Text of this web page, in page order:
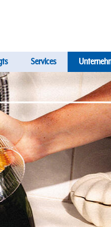
Services